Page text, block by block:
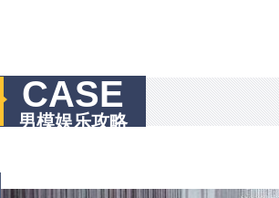
CASE
男模娱乐攻略